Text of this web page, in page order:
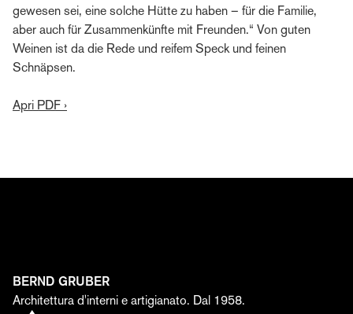
gewesen sei, eine solche Hütte zu haben – für die Familie,
aber auch für Zusammenkünfte mit Freunden.“ Von guten
Weinen ist da die Rede und reifem Speck und feinen
Schnäpsen.
Apri PDF ›
Scoprite il mondo di Bernd Gruber: dall'interior design
Nome*
BERND GRUBER
Architettura d'interni e artigianato. Dal 1958.